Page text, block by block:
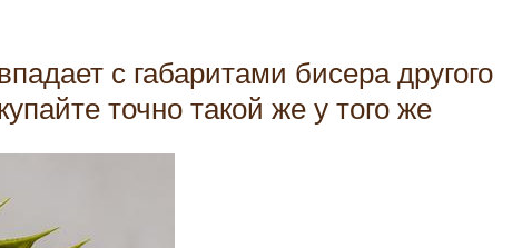
с габаритами бисера другого
точно такой же у того же